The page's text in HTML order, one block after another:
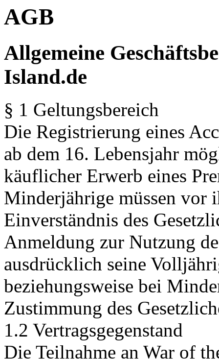
AGB
Allgemeine
Island.de
§ 1 Geltungsbereich
Die Registrierung eines
ab dem 16. Lebensjahr
käuflicher Erwerb eines
Minderjährige müssen vor
Einverständnis des
Anmeldung zur Nutzung
ausdrücklich seine
beziehungsweise bei
Zustimmung des
1.2 Vertragsgegenstand
Die Teilnahme an War of